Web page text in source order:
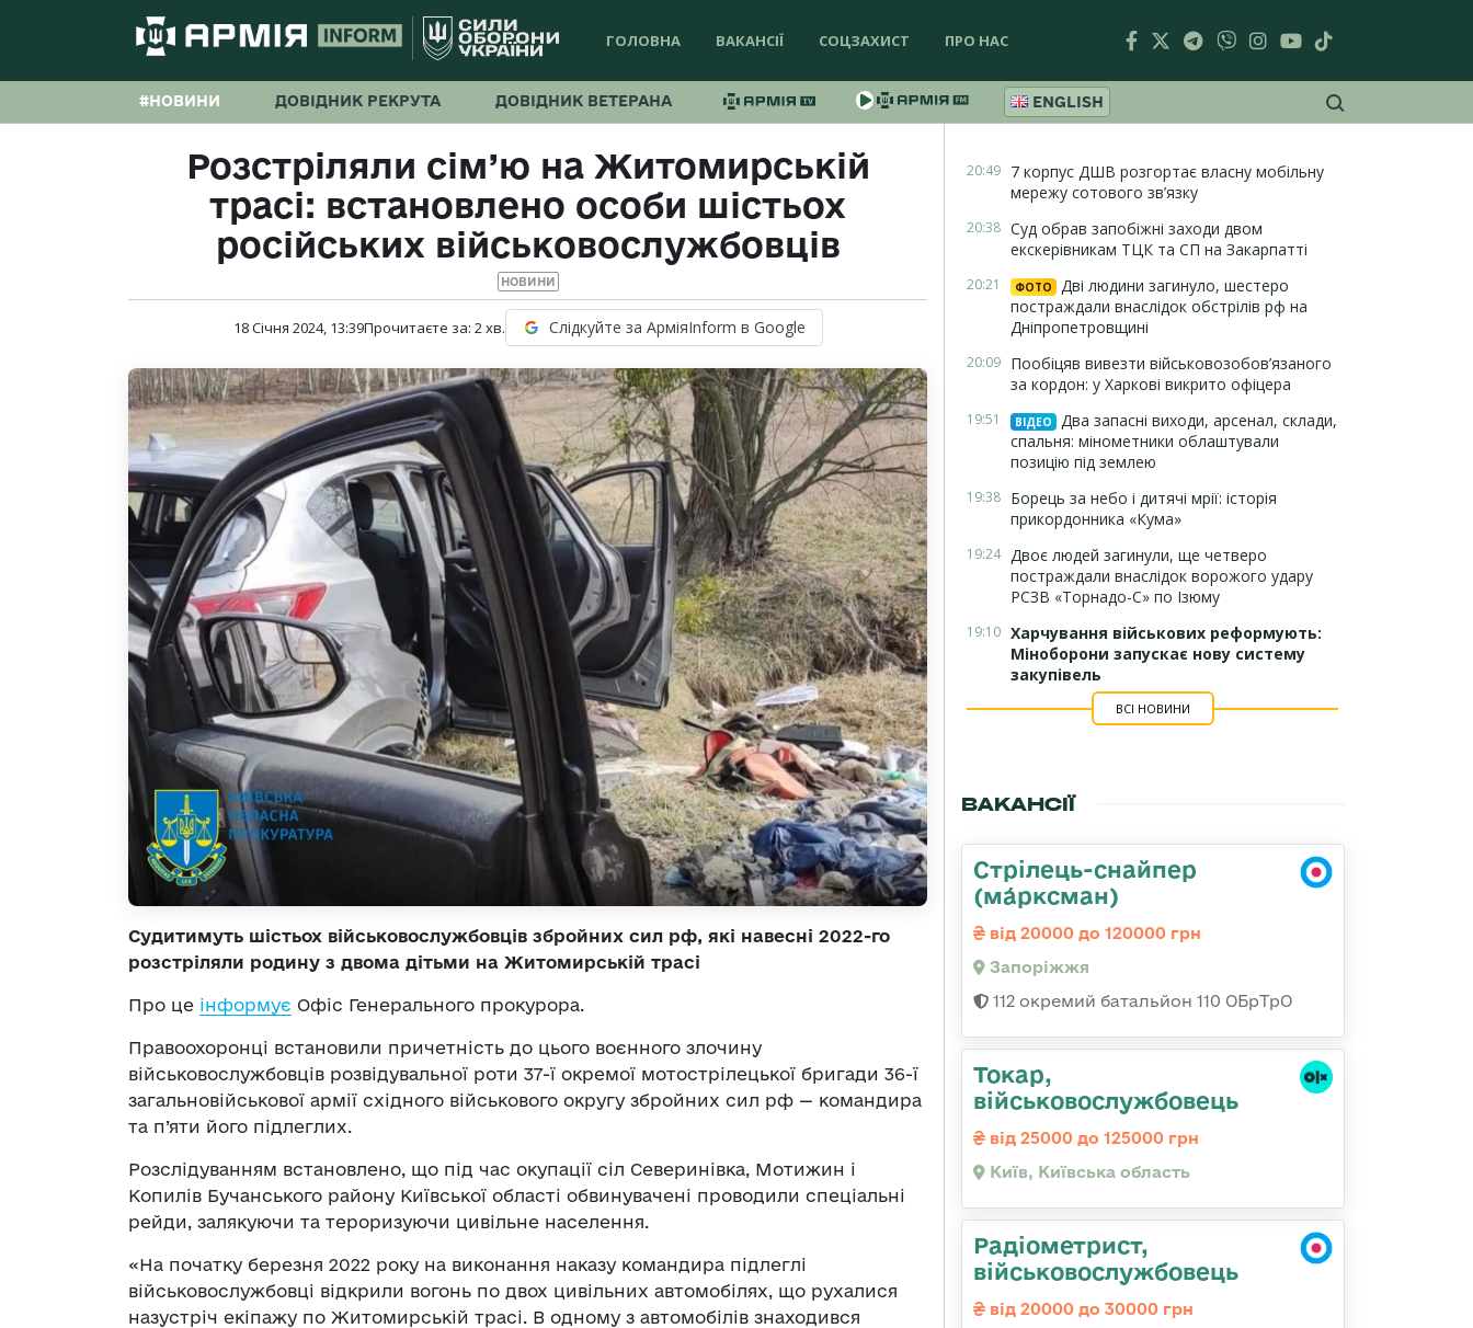
ГОЛОВНА ВАКАНСІЇ СОЦЗАХИСТ ПРО НАС
#НОВИНИ ДОВІДНИК РЕКРУТА ДОВІДНИК ВЕТЕРАНА ENGLISH
Розстріляли сім’ю на Житомирській
трасі: встановлено особи шістьох
російських військовослужбовців
НОВИНИ
18 Січня 2024, 13:39Прочитаєте за: 2хв. Слідкуйте за АрміяInform в Google
Судитимуть шістьох військовослужбовців збройних сил рф, які навесні 2022-го
розстріляли родину з двома дітьми на Житомирській трасі
Про це інформує Офіс Генерального прокурора.
Правоохоронці встановили причетність до цього воєнного злочину
військовослужбовців розвідувальної роти 37-ї окремої мотострілецької бригади 36-ї
загальновійськової армії східного військового округу збройних сил рф — командира
та п’яти його підлеглих.
Розслідуванням встановлено, що під час окупації сіл Северинівка, Мотижин і
Копилів Бучанського району Київської області обвинувачені проводили спеціальні
рейди, залякуючи та тероризуючи цивільне населення.
«На початку березня 2022 року на виконання наказу командира підлеглі
військовослужбовці відкрили вогонь по двох цивільних автомобілях, що рухалися
назустріч екіпажу по Житомирській трасі. В одному з автомобілів знаходився
20:49 7 корпус ДШВ розгортає власну мобільну
мережу сотового зв’язку
20:38 Суд обрав запобіжні заходи двом
екскерівникам ТЦК та СП на Закарпатті
20:21 ФОТО
Дві людини загинуло, шестеро
постраждали внаслідок обстрілів рф на
Дніпропетровщині
20:09 Пообіцяв вивезти військовозобов’язаного
за кордон: у Харкові викрито офіцера
19:51 ВІДЕО
Два запасні виходи, арсенал, склади,
спальня: мінометники облаштували
позицію під землею
19:38 Борець за небо і дитячі мрії: історія
прикордонника «Кума»
19:24 Двоє людей загинули, ще четверо
постраждали внаслідок ворожого удару
РСЗВ «Торнадо-С» по Ізюму
19:10 Харчування військових реформують:
Міноборони запускає нову систему
закупівель
ВСІ НОВИНИ
ВАКАНСІЇ
Стрілець-снайпер
(ма́рксман)
від 20000 до 120000 грн
Запоріжжя
112 окремий батальйон 110 ОБрТрО
Токар,
військовослужбовець
від 25000 до 125000 грн
Київ, Київська область
Радіометрист,
військовослужбовець
від 20000 до 30000 грн